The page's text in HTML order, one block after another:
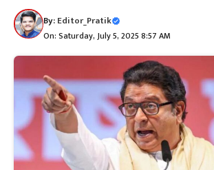
By:Editor_Pratik
On: Saturday, July 5, 2025 8:57 AM